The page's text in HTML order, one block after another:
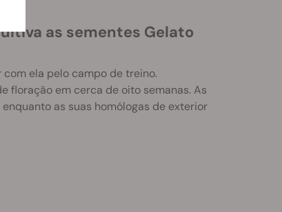
as sementes Gelato
ela pelo campo de treino.
floração em cerca de oito semanas. As
enquanto as suas homólogas de exterior